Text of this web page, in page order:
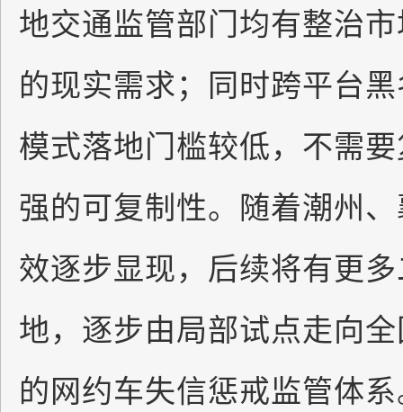
地交通监管部门均有整治
的现实需求；同时跨平台
模式落地门槛较低，不需
强的可复制性。随着潮州
效逐步显现，后续将有更
地，逐步由局部试点走向
的网约车失信惩戒监管体